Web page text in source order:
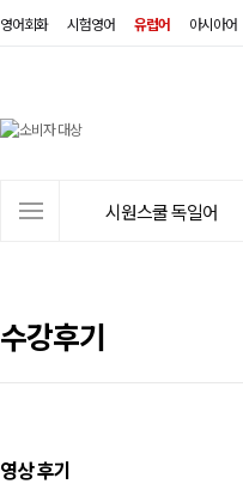
영어회화 시험영어 유럽어 아시아어
뉴
시원스쿨 독일어
수강후기
영상 후기